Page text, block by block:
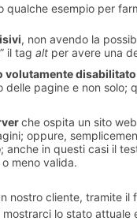
qualche esempio per
, non avendo la
il tag alt per avere una
volutamente
delle pagine e non solo;
che ospita un sito
oppure,
; anche in questi casi il
meno valida.
nostro cliente, tramite
lo stato attuale